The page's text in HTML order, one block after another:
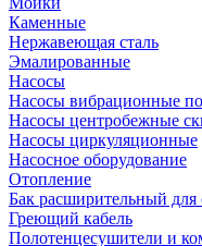
Каменные
Нержавеющая сталь
Эмалированные
Насосы
Насосы вибрационные
Насосы центробежные
Насосы циркуляционные
Насосное оборудование
Отопление
Бак расширительный для
Греющий кабель
Полотенцесушители и